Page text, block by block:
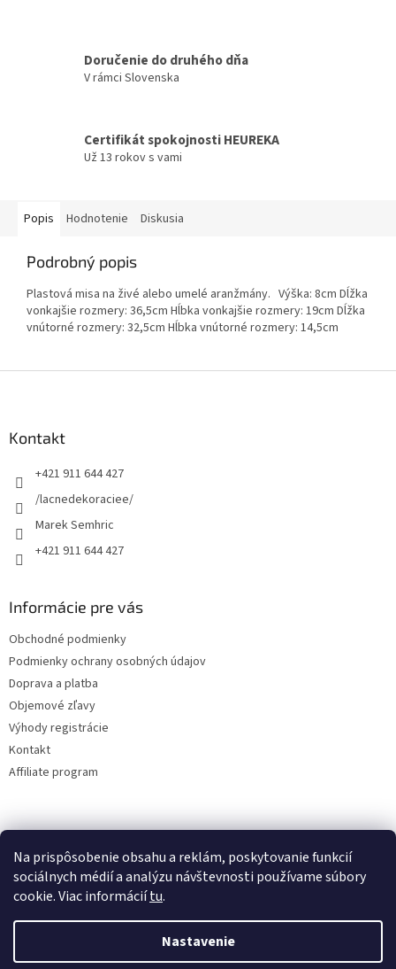
Na prispôsobenie obsahu a reklám, poskytovanie funkcií
sociálnych médií a analýzu návštevnosti používame súbory
cookie. Viac informáciítu.
Nastavenie
Doručenie do druhého dňa
V rámci Slovenska
Certifikát spokojnosti HEUREKA
Už 13 rokov s vami
Popis Hodnotenie Diskusia
Podrobný popis
Plastová misa na živé alebo umelé aranžmány. Výška: 8cm Dĺžka
vonkajšie rozmery: 36,5cm Hĺbka vonkajšie rozmery: 19cm Dĺžka
vnútorné rozmery: 32,5cm Hĺbka vnútorné rozmery: 14,5cm
Kontakt
+421 911 644 427
/lacnedekoraciee/
Marek Semhric
+421 911 644 427
Informácie pre vás
Obchodné podmienky
Podmienky ochrany osobných údajov
Doprava a platba
Objemové zľavy
Výhody registrácie
Kontakt
Affiliate program